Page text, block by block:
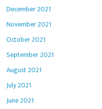
December 2021
November 2021
October 2021
September 2021
August 2021
July 2021
June 2021